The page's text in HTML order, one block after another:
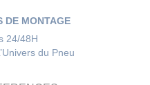
DE MONTAGE
24/48H
du Pneu